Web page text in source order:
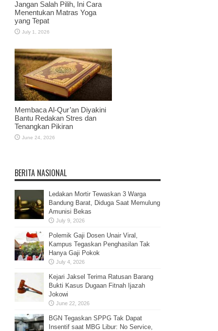
Jangan Salah Pilih, Ini Cara
Menentukan Matras Yoga
yang Tepat
July 1, 2026
Membaca Al-Qur’an Diyakini
Bantu Redakan Stres dan
Tenangkan Pikiran
June 24, 2026
BERITA NASIONAL
Ledakan Mortir Tewaskan 3 Warga
Bandung Barat, Diduga Saat Memulung
Amunisi Bekas
July 9, 2026
Polemik Gaji Dosen Unair Viral,
Kampus Tegaskan Penghasilan Tak
Hanya Gaji Pokok
July 4, 2026
Kejari Jaksel Terima Ratusan Barang
Bukti Kasus Dugaan Fitnah Ijazah
Jokowi
June 22, 2026
BGN Tegaskan SPPG Tak Dapat
Insentif saat MBG Libur: No Service,